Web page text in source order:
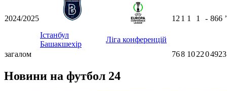
2024/2025
Істанбул
Башакшехір
Ліга конференцій
12 1 1 1 - 866 ʼ
загалом 768 10220
Новини на футбол 24